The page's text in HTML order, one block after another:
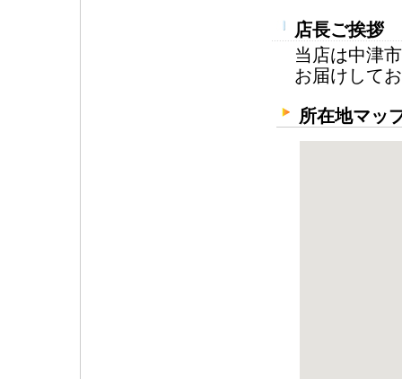
店長ご挨拶
当店は中津
お届けして
所在地マッ